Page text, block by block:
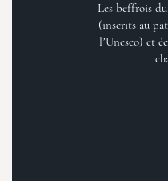
Les beffrois
(inscrits au
l’Unesco) et